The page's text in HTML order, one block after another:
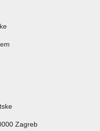
Zagreb